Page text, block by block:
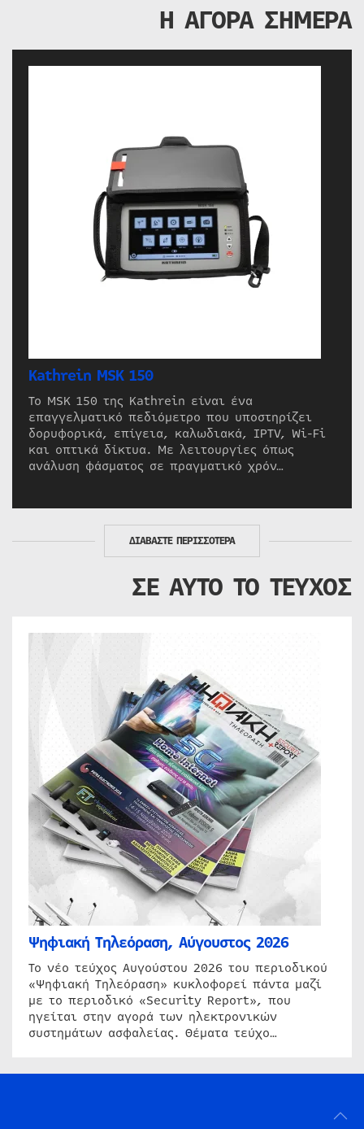
Η ΑΓΟΡΑ ΣΗΜΕΡΑ
Kathrein MSK 150
Το MSK 150 της Kathrein είναι ένα
επαγγελματικό πεδιόμετρο που υποστηρίζει
δορυφορικά, επίγεια, καλωδιακά, IPTV, Wi-Fi
και οπτικά δίκτυα. Με λειτουργίες όπως
ανάλυση φάσματος σε πραγματικό χρόν…
ΔΙΑΒΑΣΤΕ ΠΕΡΙΣΣΟΤΕΡΑ
ΣΕ ΑΥΤΟ ΤΟ ΤΕΥΧΟΣ
Ψηφιακή Τηλεόραση, Αύγουστος 2026
Το νέο τεύχος Αυγούστου 2026 του περιοδικού
«Ψηφιακή Τηλεόραση» κυκλοφορεί πάντα μαζί
με το περιοδικό «Security Report», που
ηγείται στην αγορά των ηλεκτρονικών
συστημάτων ασφαλείας. Θέματα τεύχο…